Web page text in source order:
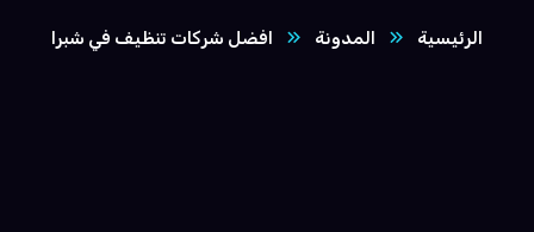
الرئيسية المدونة افضل شركات تنظيف في شبرا